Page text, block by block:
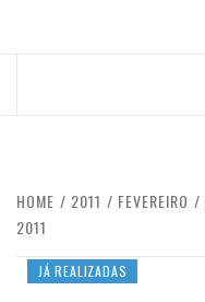
HOME 2011 FEVEREIRO
2011
JÁ REALIZADAS